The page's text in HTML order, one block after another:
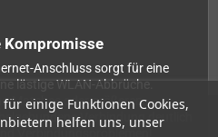
einige Funktionen Cookies,
helfen uns, unser
Kompromisse
Anschluss sorgt für eine
lästige WLAN-Abbrüche.
Matches oder größeren
Verbindung deutlich